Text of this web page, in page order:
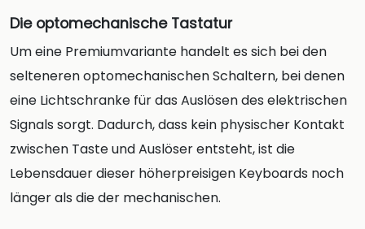
Die optomechanische Tastatur
Um eine Premiumvariante handelt es sich bei den
selteneren optomechanischen Schaltern, bei denen
eine Lichtschranke für das Auslösen des elektrischen
Signals sorgt. Dadurch, dass kein physischer Kontakt
zwischen Taste und Auslöser entsteht, ist die
Lebensdauer dieser höherpreisigen Keyboards noch
länger als die der mechanischen.